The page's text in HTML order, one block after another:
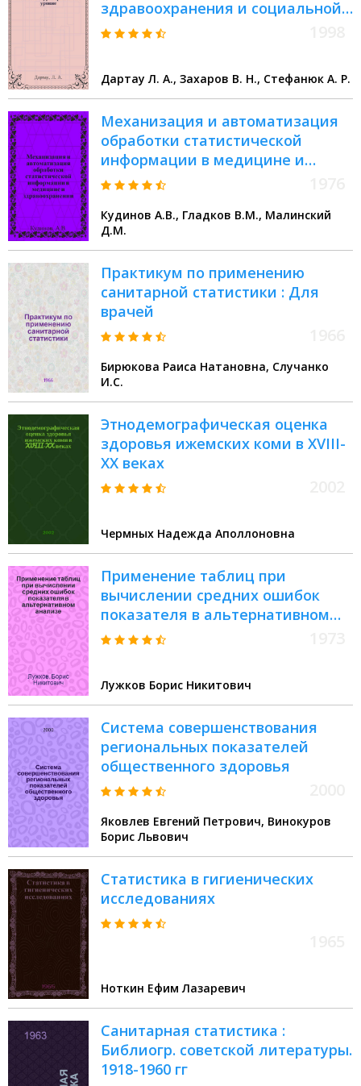
здравоохранения и социальной
защиты на местном
Дартау Л. А., Захаров В. Н., Стефанюк А. Р.
Механизация и автоматизация
обработки статистической
информации в медицине и
здравоохранении
Кудинов А.В., Гладков В.М., Малинский
Д.М.
Практикум по применению
санитарной статистики : Для
врачей
Бирюкова Раиса Натановна, Случанко
И.С.
Этнодемографическая оценка
здоровья ижемских коми в XVIII-
XX веках
Чермных Надежда Аполлоновна
Применение таблиц при
вычислении средних ошибок
показателя в альтернативном
анализе
Лужков Борис Никитович
Система совершенствования
региональных показателей
общественного здоровья
Яковлев Евгений Петрович, Винокуров
Борис Львович
Статистика в гигиенических
исследованиях
Ноткин Ефим Лазаревич
Санитарная статистика :
Библиогр. советской литературы.
1918-1960 гг